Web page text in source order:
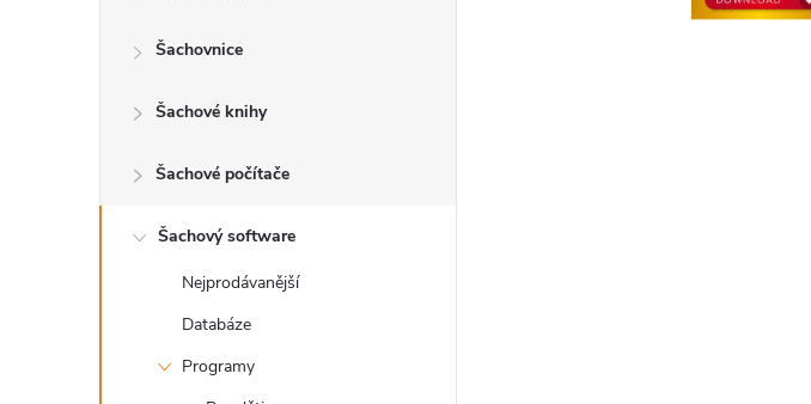
n
Šachovnice
Šachové knihy
Šachové počítače
Šachový software
Nejprodávanější
Databáze
Programy